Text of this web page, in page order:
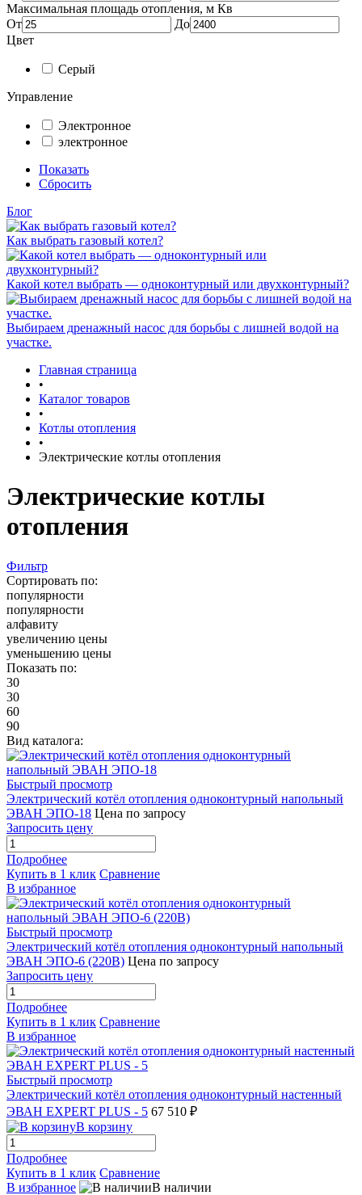
Максимальная площадь отопления, м Кв
От
До
Цвет
Серый
Управление
Электронное
электронное
Показать
Сбросить
Блог
Как выбрать газовый котел?
Какой котел выбрать — одноконтурный или двухконтурный?
Выбираем дренажный насос для борьбы с лишней водой на
участке.
Главная страница
•
Каталог товаров
•
Котлы отопления
•
Электрические котлы отопления
Электрические котлы
отопления
Фильтр
Сортировать по:
популярности
популярности
алфавиту
увеличению цены
уменьшению цены
Показать по:
30
30
60
90
Вид каталога:
Быстрый просмотр
Электрический котёл отопления одноконтурный напольный
ЭВАН ЭПО-18 Цена по запросу
Запросить цену
Подробнее
Купить в 1 клик Сравнение
В избранное
Быстрый просмотр
Электрический котёл отопления одноконтурный напольный
ЭВАН ЭПО-6 (220В) Цена по запросу
Запросить цену
Подробнее
Купить в 1 клик Сравнение
В избранное
Быстрый просмотр
Электрический котёл отопления одноконтурный настенный
ЭВАН EXPERT PLUS - 5 67 510 ₽
В корзину
Подробнее
Купить в 1 клик Сравнение
В избранное
В наличии